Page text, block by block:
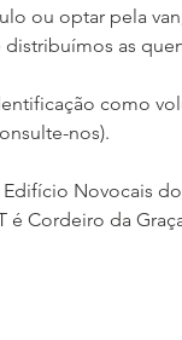
ou optar pela
as
como
nos).
Novocais
é Cordeiro da